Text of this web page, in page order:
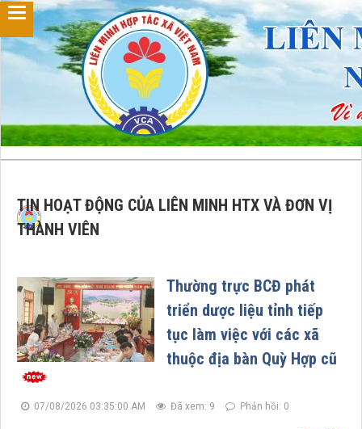
TIN HOẠT ĐỘNG CỦA LIÊN MINH HTX VÀ ĐƠN VỊ
THÀNH VIÊN
Thường trực BCĐ phát
triển dược liệu tỉnh tiếp
tục làm việc với các xã
thuộc địa bàn Quỳ Hợp cũ
07/08/2026 03:35:00 AM Đã xem: 9 Phản hồi: 0